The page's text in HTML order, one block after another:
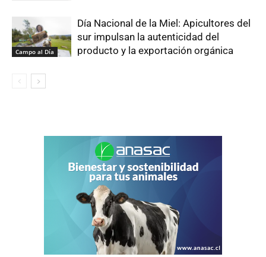
Campo al Día
Día Nacional de la Miel: Apicultores del
sur impulsan la autenticidad del
producto y la exportación orgánica